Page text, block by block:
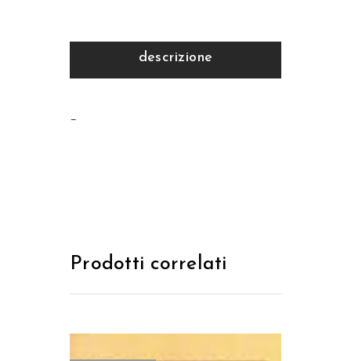
descrizione
–
Prodotti correlati